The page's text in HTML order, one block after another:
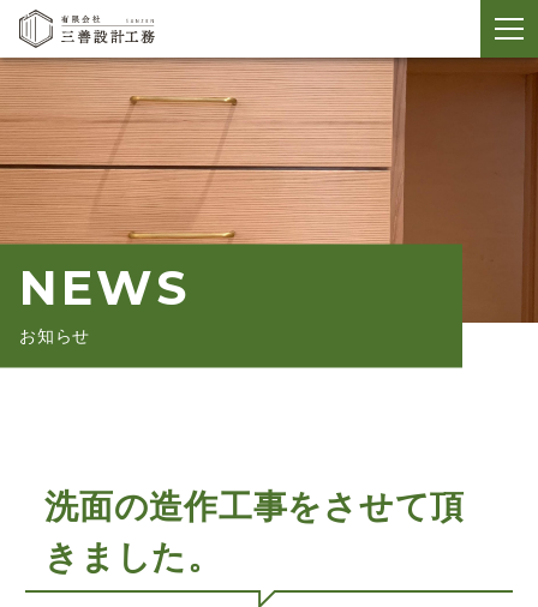
メ
ニ
NEWS
お知らせ
洗面の造作工事をさせて頂
きました。